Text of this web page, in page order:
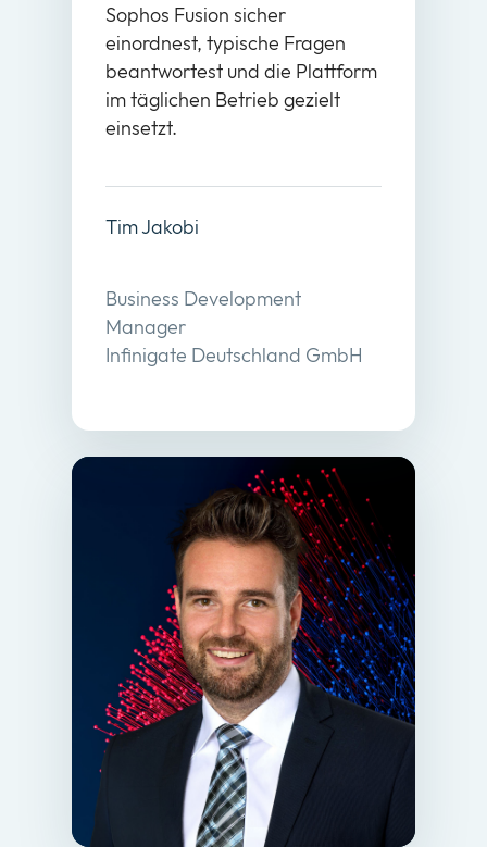
Sophos Fusion sicher
einordnest, typische Fragen
beantwortest und die Plattform
im täglichen Betrieb gezielt
einsetzt.
Tim Jakobi
Business Development
Manager
Infinigate Deutschland GmbH